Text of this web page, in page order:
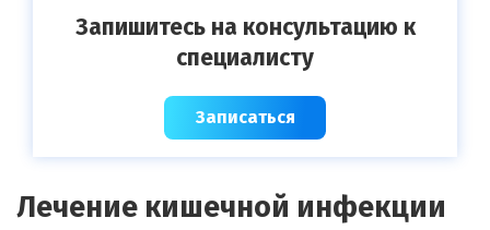
Запишитесь на консультацию к
специалисту
Записаться
Лечение кишечной инфекции